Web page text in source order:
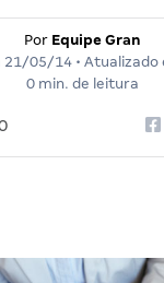
Por Equipe Gran
21/05/14 • Atualizado
0 min. de leitura